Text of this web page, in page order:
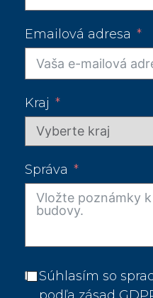
Emailová adresa
Kraj
Správa
Súhlasím so